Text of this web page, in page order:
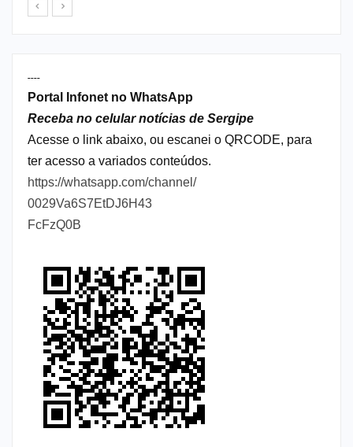
----
Portal Infonet no WhatsApp
Receba no celular notícias de Sergipe
Acesse o link abaixo, ou escanei o QRCODE, para
ter acesso a variados conteúdos.
https://whatsapp.com/channel/
0029Va6S7EtDJ6H43
FcFzQ0B